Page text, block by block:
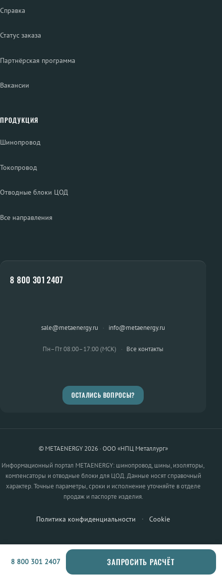
Справка
Статус заказа
Партнёрская программа
Вакансии
ПРОДУКЦИЯ
Шинопровод
Токопровод
Отводные блоки ЦОД
Все направления
8 800 301 2407
sale@metaenergy.ru · info@metaenergy.ru
Пн–Пт 08:00–17:00 (МСК) · Все контакты
ОСТАЛИСЬ ВОПРОСЫ?
© METAENERGY 2026 · ООО «НПЦ Металлург»
Информационный портал METAENERGY: шинопровод, шины, изоляторы,
компенсаторы и отводные блоки для ЦОД. Данные носят справочный
характер. Точные параметры, сроки и исполнение уточняйте в отделе
продаж и паспорте изделия.
Политика конфиденциальности · Cookie
8 800 301 2407 ЗАПРОСИТЬ РАСЧЁТ